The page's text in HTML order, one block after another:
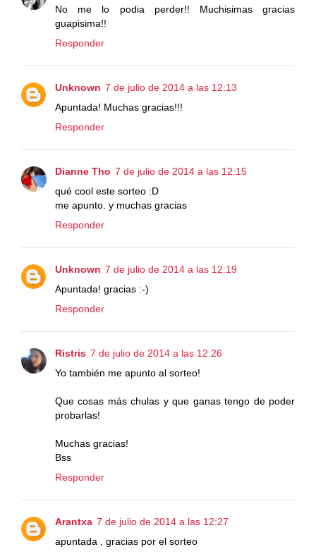
No me lo podia perder!! Muchisimas gracias
guapisima!!
Responder
Unknown 7 de julio de 2014 a las 12:13
Apuntada! Muchas gracias!!!
Responder
Dianne Tho 7 de julio de 2014 a las 12:15
qué cool este sorteo :D
me apunto. y muchas gracias
Responder
Unknown 7 de julio de 2014 a las 12:19
Apuntada! gracias :-)
Responder
Ristris 7 de julio de 2014 a las 12:26
Yo también me apunto al sorteo!
Que cosas más chulas y que ganas tengo de poder
probarlas!
Muchas gracias!
Bss
Responder
Arantxa 7 de julio de 2014 a las 12:27
apuntada , gracias por el sorteo